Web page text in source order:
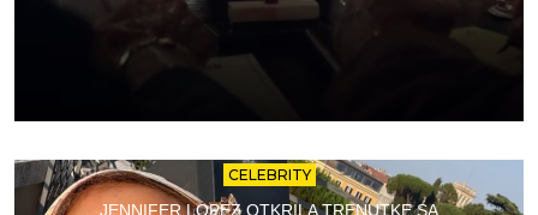
CELEBRITY
JENNIFER LOPEZ OTKRILA TRENUTKE SA